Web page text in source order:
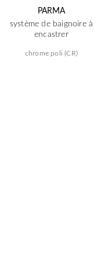
PARMA
système de baignoire à
encastrer
chrome poli (CR)